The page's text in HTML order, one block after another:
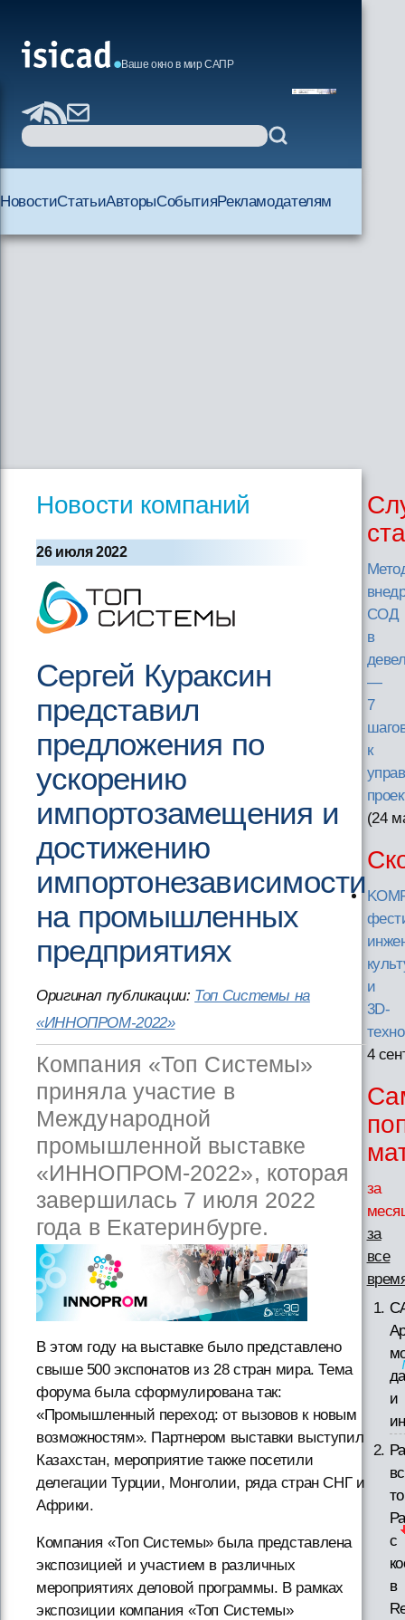
Ваше окно в мир САПР
НовостиСтатьиАвторыСобытияРекламодателям
Новости компаний
26 июля 2022
Сергей Кураксин
представил
предложения по
ускорению
импортозамещения и
достижению
импортонезависимости
на промышленных
предприятиях
Оригинал публикации: Топ Системы на
«ИННОПРОМ-2022»
Компания «Топ Системы»
приняла участие в
Международной
промышленной выставке
«ИННОПРОМ-2022», которая
завершилась 7 июля 2022
года в Екатеринбурге.
В этом году на выставке было представлено
свыше 500 экспонатов из 28 стран мира. Тема
форума была сформулирована так:
«Промышленный переход: от вызовов к новым
возможностям». Партнером выставки выступил
Казахстан, мероприятие также посетили
делегации Турции, Монголии, ряда стран СНГ и
Африки.
Компания «Топ Системы» была представлена
экспозицией и участием в различных
мероприятиях деловой программы. В рамках
экспозиции компания «Топ Системы»
СОД
в
—
7
к
(24
и
3D-
4
за
за
все
и
с
в